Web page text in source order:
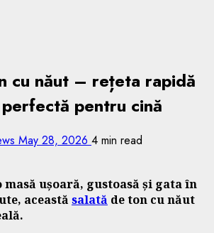
cu năut – rețeta rapidă
pentru cină
May 28, 2026 4 min read
ușoară, gustoasă și gata în
această salată de ton cu năut